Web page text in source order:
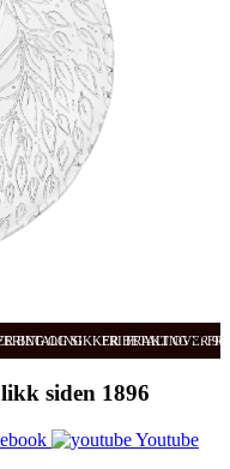
BETALING FRI FRAKT OVER
OG SIKKER BETALING
siden 1896
Youtube